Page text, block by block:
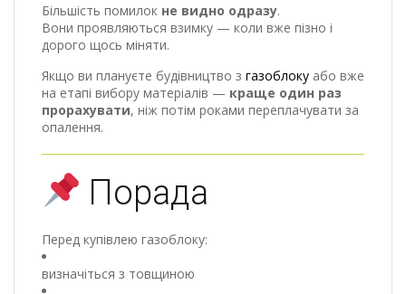
Більшість помилок не видно одразу.
Вони проявляються взимку — коли вже пізно і
дорого щось міняти.
Якщо ви плануєте будівництво з газоблоку або вже
на етапі вибору матеріалів — краще один раз
прорахувати, ніж потім роками переплачувати за
опалення.
Порада
Перед купівлею газоблоку:
визначіться з товщиною